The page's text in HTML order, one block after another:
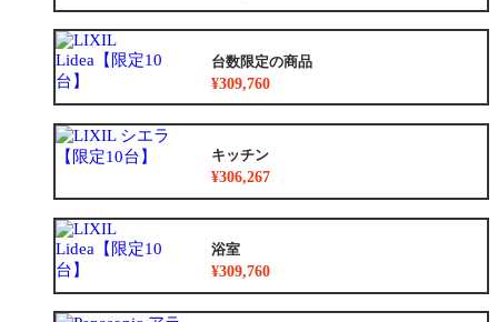
台数限定の商品
¥309,760
キッチン
¥306,267
浴室
¥309,760